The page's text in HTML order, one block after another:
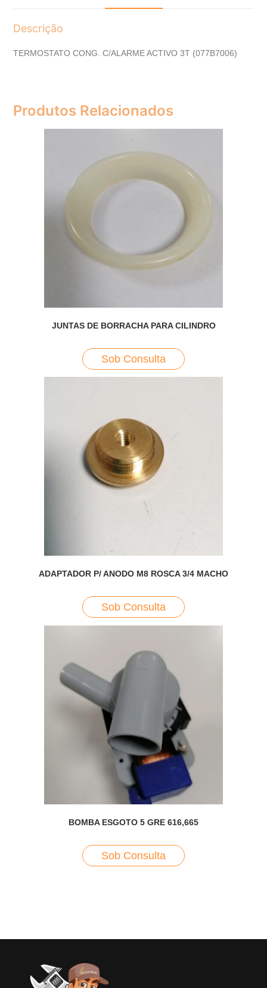
Descrição
TERMOSTATO CONG. C/ALARME ACTIVO 3T (077B7006)
Produtos Relacionados
JUNTAS DE BORRACHA PARA CILINDRO
Sob Consulta
ADAPTADOR P/ ANODO M8 ROSCA 3/4 MACHO
Sob Consulta
BOMBA ESGOTO 5 GRE 616,665
Sob Consulta